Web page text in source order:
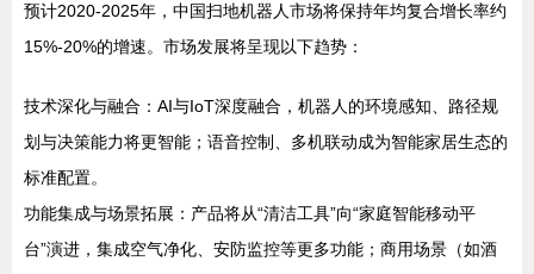
预计2020-2025年，中国扫地机器人市场将保持年均复合增长率约
15%-20%的增速。市场发展将呈现以下趋势：
技术深化与融合：AI与IoT深度融合，机器人的环境感知、路径规
划与决策能力将更智能；语音控制、多机联动成为智能家居生态的
标准配置。
功能集成与场景拓展：产品将从“清洁工具”向“家庭智能移动平
台”演进，集成空气净化、安防监控等更多功能；商用场景（如酒